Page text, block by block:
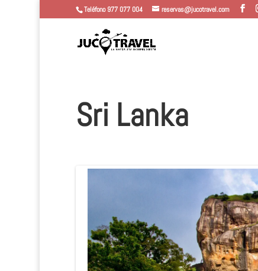
Teléfono 977 077 004 reservas@jucotravel.com
Sri Lanka